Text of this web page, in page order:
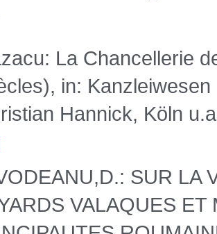
La Chancellerie
in:
Hannick, Köln
SUR LA
VALAQUES